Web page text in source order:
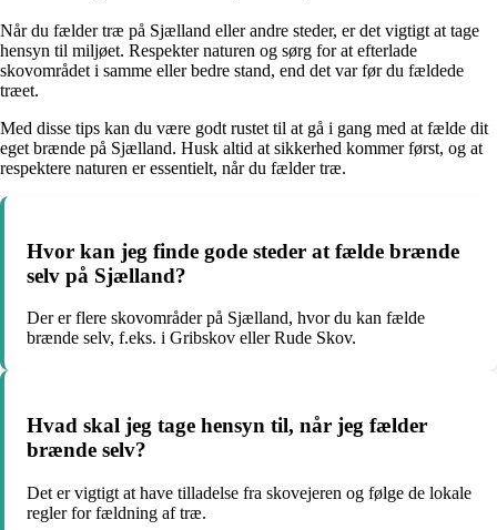
Når du fælder træ på Sjælland eller andre steder, er det vigtigt at tage
hensyn til miljøet. Respekter naturen og sørg for at efterlade
skovområdet i samme eller bedre stand, end det var før du fældede
træet.
Med disse tips kan du være godt rustet til at gå i gang med at fælde dit
eget brænde på Sjælland. Husk altid at sikkerhed kommer først, og at
respektere naturen er essentielt, når du fælder træ.
Hvor kan jeg finde gode steder at fælde brænde
selv på Sjælland?
Der er flere skovområder på Sjælland, hvor du kan fælde
brænde selv, f.eks. i Gribskov eller Rude Skov.
Hvad skal jeg tage hensyn til, når jeg fælder
brænde selv?
Det er vigtigt at have tilladelse fra skovejeren og følge de lokale
regler for fældning af træ.